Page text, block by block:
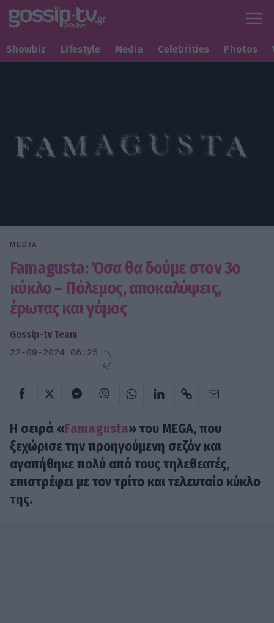
Showbiz Lifestyle Media Celebrities Photos
MEDIA
Famagusta: Όσα θα δούμε στον 3ο
κύκλο – Πόλεμος, αποκαλύψεις,
έρωτας και γάμος
Gossip-tv Team
22-09-2024 06:25
Η σειρά «Famagusta» του MEGA, που
ξεχώρισε την προηγούμενη σεζόν και
αγαπήθηκε πολύ από τους τηλεθεατές,
επιστρέφει με τον τρίτο και τελευταίο κύκλο
της.